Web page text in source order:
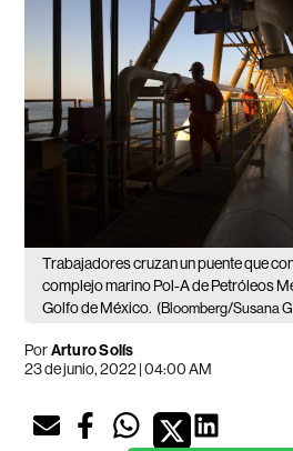
Trabajadores cruzan un puente que
complejo marino Pol-A de Petróleos
Golfo de México. (Bloomberg/Susana
PorArturo Solís
23 de junio, 2022 | 04:00 AM